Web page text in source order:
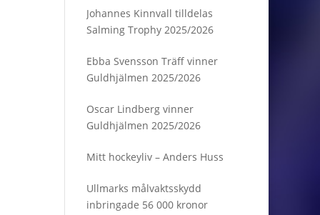
Johannes Kinnvall tilldelas
Salming Trophy 2025/2026
Ebba Svensson Träff vinner
Guldhjälmen 2025/2026
Oscar Lindberg vinner
Guldhjälmen 2025/2026
Mitt hockeyliv – Anders Huss
Ullmarks målvaktsskydd
inbringade 56 000 kronor